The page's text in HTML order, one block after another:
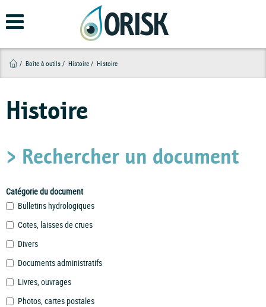
au
contenu
Boîte à outils Histoire Histoire
Histoire
> Rechercher un document
Catégorie du document
Bulletins hydrologiques
Cotes, laisses de crues
Divers
Documents administratifs
Livres, ouvrages
Photos, cartes postales